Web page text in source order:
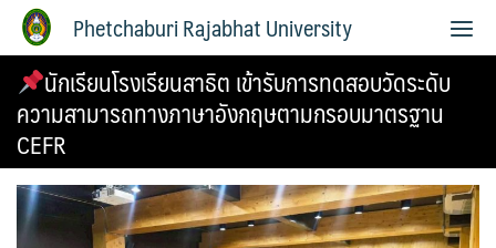
Phetchaburi Rajabhat University
นักเรียนโรงเรียนสาธิต เข้ารับการทดสอบวัดระดับ
ความสามารถทางภาษาอังกฤษตามกรอบมาตรฐาน
CEFR